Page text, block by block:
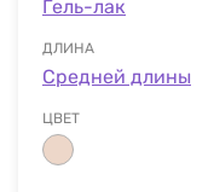
Гель-лак
ДЛИНА
Средней длины
ЦВЕТ